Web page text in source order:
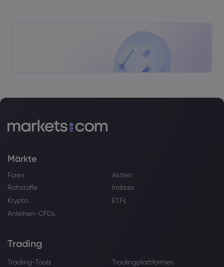
Märkte
Forex
Aktien
Rohstoffe
Indizes
Krypto
ETFs
Anleihen-CFDs
Trading
Trading-Tools
Tradingplattformen